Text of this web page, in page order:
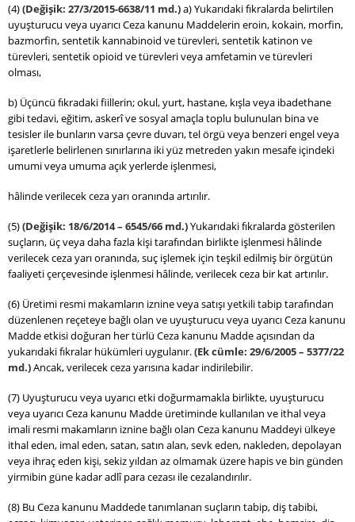
(4)(Değişik: 27/3/2015-6638/11 md.)a) Yukarıdaki fıkralarda belirtilen
uyuşturucu veya uyarıcı Ceza kanunu Maddelerin eroin, kokain, morfin,
bazmorfin, sentetik kannabinoid ve türevleri, sentetik katinon ve
türevleri, sentetik opioid ve türevleri veya amfetamin ve türevleri
olması,
b) Üçüncü fıkradaki fiillerin; okul, yurt, hastane, kışla veya ibadethane
gibi tedavi, eğitim, askerî ve sosyal amaçla toplu bulunulan bina ve
tesisler ile bunların varsa çevre duvarı, tel örgü veya benzeri engel veya
işaretlerle belirlenen sınırlarına iki yüz metreden yakın mesafe içindeki
umumi veya umuma açık yerlerde işlenmesi,
hâlinde verilecek ceza yarı oranında artırılır.
(5)(Değişik: 18/6/2014 – 6545/66 md.)Yukarıdaki fıkralarda gösterilen
suçların, üç veya daha fazla kişi tarafından birlikte işlenmesi hâlinde
verilecek ceza yarı oranında, suç işlemek için teşkil edilmiş bir örgütün
faaliyeti çerçevesinde işlenmesi hâlinde, verilecek ceza bir kat artırılır.
(6) Üretimi resmi makamların iznine veya satışı yetkili tabip tarafından
düzenlenen reçeteye bağlı olan ve uyuşturucu veya uyarıcı Ceza kanunu
Madde etkisi doğuran her türlü Ceza kanunu Madde açısından da
yukarıdaki fıkralar hükümleri uygulanır.(Ek cümle: 29/6/2005 – 5377/22
md.)Ancak, verilecek ceza yarısına kadar indirilebilir.
(7) Uyuşturucu veya uyarıcı etki doğurmamakla birlikte, uyuşturucu
veya uyarıcı Ceza kanunu Madde üretiminde kullanılan ve ithal veya
imali resmi makamların iznine bağlı olan Ceza kanunu Maddeyi ülkeye
ithal eden, imal eden, satan, satın alan, sevk eden, nakleden, depolayan
veya ihraç eden kişi, sekiz yıldan az olmamak üzere hapis ve bin günden
yirmibin güne kadar adlî para cezası ile cezalandırılır.
(8) Bu Ceza kanunu Maddede tanımlanan suçların tabip, diş tabibi,